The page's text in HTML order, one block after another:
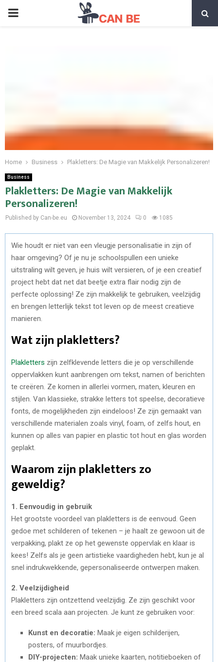
PRIMARY
Home Business Plakletters: De Magie van Makkelijk Personalizeren!
Business
Plakletters: De Magie van Makkelijk
Personalizeren!
Published by Can-be.eu November 13, 2024 0 1085
Wie houdt er niet van een vleugje personalisatie in zijn of
haar omgeving? Of je nu je schoolspullen een unieke
uitstraling wilt geven, je huis wilt versieren, of je een creatief
project hebt dat net dat beetje extra flair nodig zijn de
perfecte oplossing! Ze zijn makkelijk te gebruiken, veelzijdig
en brengen letterlijk tekst tot leven op de meest creatieve
manieren.
Wat zijn plakletters?
Plakletters zijn zelfklevende letters die je op verschillende
oppervlakken kunt aanbrengen om tekst, namen of berichten
te creëren. Ze komen in allerlei vormen, maten, kleuren en
stijlen. Van klassieke, strakke letters tot speelse, decoratieve
fonts, de mogelijkheden zijn eindeloos! Ze zijn gemaakt van
verschillende materialen zoals vinyl, foam, of zelfs hout, en
kunnen op alles van papier en plastic tot hout en glas worden
geplakt.
Waarom zijn plakletters zo
geweldig?
1. Eenvoudig in gebruik
Het grootste voordeel van plakletters is de eenvoud. Geen
gedoe met schilderen of tekenen – je haalt ze gewoon uit de
verpakking, plakt ze op het gewenste oppervlak en klaar is
kees! Zelfs als je geen artistieke vaardigheden hebt, kun je al
snel indrukwekkende, gepersonaliseerde ontwerpen maken.
2. Veelzijdigheid
Plakletters zijn ontzettend veelzijdig. Ze zijn geschikt voor
een breed scala aan projecten. Je kunt ze gebruiken voor:
Kunst en decoratie: Maak je eigen schilderijen,
posters, of muurbordjes.
DIY-projecten: Maak unieke kaarten, notitieboeken of